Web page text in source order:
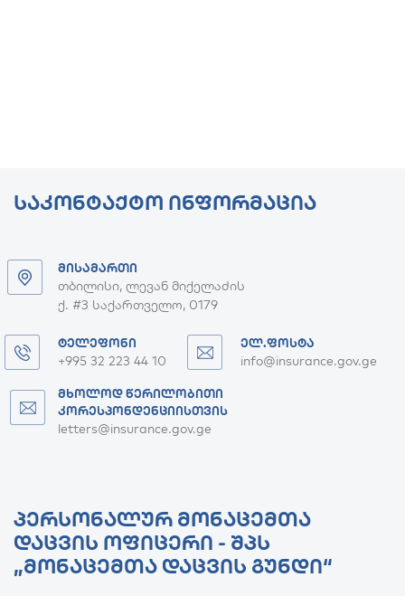
ᲡᲐᲙᲝᲜᲢᲐᲥᲢᲝ ᲘᲜᲤᲝᲠᲛᲐᲪᲘᲐ
ᲛᲘᲡᲐᲛᲐᲠᲗᲘ
თბილისი, ლევან მიქელაძის
ქ. #3 საქართველო, 0179
ᲢᲔᲚᲔᲤᲝᲜᲘ
+995 32 223 44 10
ᲔᲚ.ᲤᲝᲡᲢᲐ
info@insurance.gov.ge
ᲛᲮᲝᲚᲝᲓ ᲬᲔᲠᲘᲚᲝᲑᲘᲗᲘ
ᲙᲝᲠᲔᲡᲞᲝᲜᲓᲔᲜᲪᲘᲘᲡᲗᲕᲘᲡ
letters@insurance.gov.ge
ᲞᲔᲠᲡᲝᲜᲐᲚᲣᲠ ᲛᲝᲜᲐᲪᲔᲛᲗᲐ
ᲓᲐᲪᲕᲘᲡ ᲝᲤᲘᲪᲔᲠᲘ - ᲨᲞᲡ
„ᲛᲝᲜᲐᲪᲔᲛᲗᲐ ᲓᲐᲪᲕᲘᲡ ᲒᲣᲜᲓᲘ“